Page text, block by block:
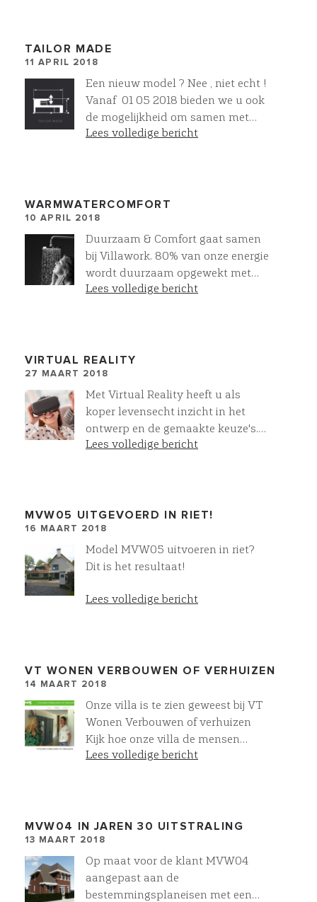
worden wederom top villa’s die
normaal niet in projectvorm
worden aangeboden. Meer
schoonheid , kwaliteit ,
duurzaamheid en comfort voor
jong tot oud gewoon standaard !
TAILOR MADE
11 APRIL 2018
Een nieuw model ? Nee , niet echt !
Vanaf 01 05 2018 bieden we u ook
de mogelijkheid om samen met
onze architect uw eigen unieke villa
wel noemen : Tailor Made ! Meer
luxe , kwaliteit en zekerheid blijft
gewoon standaard. Ons unieke TM-
Stappenplan met bijbehorende
condities zijn vanaf 01 05 2018 op
onze website te vinden of neem nu
Lees volledige bericht
WARMWATERCOMFORT
10 APRIL 2018
Duurzaam & Comfort gaat samen
bij Villawork. 80% van onze energie
wordt duurzaam opgewekt met
aardwarmte. Dankzij onze
Lees volledige bericht
VIRTUAL REALITY
27 MAART 2018
Met Virtual Reality heeft u als
koper levensecht inzicht in het
ontwerp en de gemaakte keuze's.
Zo nemen we u als koper stap voor
Lees volledige bericht
MVW05 UITGEVOERD IN RIET!
16 MAART 2018
Model MVW05 uitvoeren in riet?
Dit is het resultaat!
Lees volledige bericht
VT WONEN VERBOUWEN OF VERHUIZEN
14 MAART 2018
Onze villa is te zien geweest bij VT
Wonen Verbouwen of verhuizen
Kijk hoe onze villa de mensen
raakt!
Lees volledige bericht
MVW04 IN JAREN 30 UITSTRALING
13 MAART 2018
Op maat voor de klant MVW04
aangepast aan de
bestemmingsplaneisen met een